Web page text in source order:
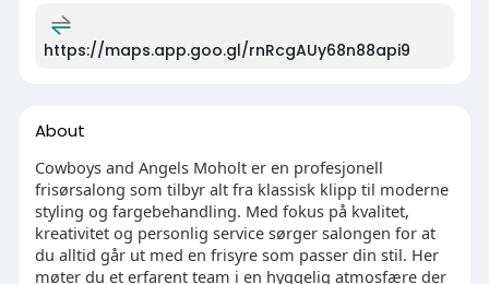
https://maps.app.goo.gl/rnRcgAUy68n88api9
About
Cowboys and Angels Moholt er en profesjonell
frisørsalong som tilbyr alt fra klassisk klipp til moderne
styling og fargebehandling. Med fokus på kvalitet,
kreativitet og personlig service sørger salongen for at
du alltid går ut med en frisyre som passer din stil. Her
møter du et erfarent team i en hyggelig atmosfære der